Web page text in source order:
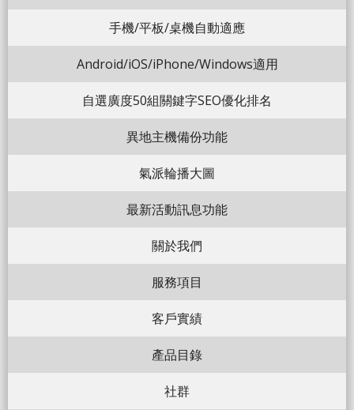
手機/平板/桌機自動適應
Android/iOS/iPhone/Windows適用
自選廣度50組關鍵字SEO優化排名
異地主機備份功能
氣派輪播大圖
最新活動訊息功能
關於我們
服務項目
客戶實績
產品目錄
社群